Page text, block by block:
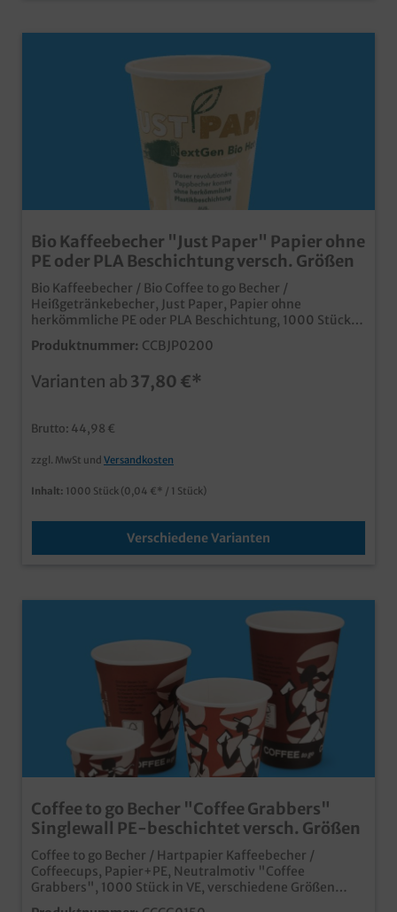
Bio Kaffeebecher "Just Paper" Papier ohne
PE oder PLA Beschichtung versch. Größen
Bio Kaffeebecher / Bio Coffee to go Becher /
Heißgetränkebecher, Just Paper, Papier ohne
herkömmliche PE oder PLA Beschichtung, 1000 Stück
im Karton 4oz/100ml Ø62mm, 8oz/200ml Ø80mm,
12oz/300ml Slim Ø80mm, 12oz/300ml Ø90mm &
des Heißgetränkebechers Papierbecher ohne
nachhaltiger Forstwirtschaft dicht, geschmacks- und
kann nach Verwendung im Altpapier entsorgt werden
Ihren Kunden die Nachhaltigkeit des Bechers
Produktnummer: CCBJP0200
Varianten ab 37,80 €*
Brutto: 44,98 €
zzgl. MwSt und Versandkosten
Inhalt: 1000 Stück (0,04 €* / 1 Stück)
Verschiedene Varianten
Coffee to go Becher "Coffee Grabbers"
Singlewall PE-beschichtet versch. Größen
Coffee to go Becher / Hartpapier Kaffeebecher /
Coffeecups, Papier+PE, Neutralmotiv "Coffee
Grabbers", 1000 Stück in VE, verschiedene Größen
gemäß Auswahl4oz/100ml Ø62mm; 6oz/150ml